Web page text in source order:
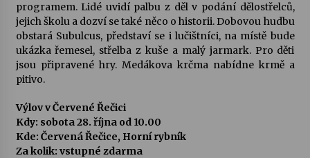
17. 7. 2026
Ozvěny prázdnin
14. 7. 2026
Za kulturou kousek za Humpolec. V Želivě ožije
odkaz Josefa Čapka
13. 7. 2026
programem. Lidé uvidí palbu z děl v podání dělostřelců,
jejich školu a dozví se také něco o historii. Dobovou hudbu
obstará Subulcus, představí se i lučištníci, na místě bude
ukázka řemesel, střelba z kuše a malý jarmark. Pro děti
jsou připravené hry. Medákova krčma nabídne krmě a
pitivo.
Výlov v Červené Řečici
Kdy: sobota 28. října od 10.00
Kde: Červená Řečice, Horní rybník
Za kolik: vstupné zdarma